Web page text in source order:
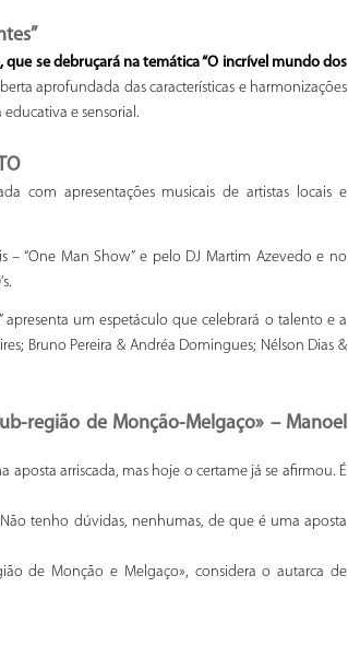
se debruçará na temática “O incrível mundo dos
aprofundada das características e harmonizações
e sensorial.
com apresentações musicais de artistas locais e
– “One Man Show” e pelo DJ Martim Azevedo e no
apresenta um espetáculo que celebrará o talento e a
Bruno Pereira & Andréa Domingues; Nélson Dias &
região de Monção-Melgaço» – Manoel
aposta arriscada, mas hoje o certame já se afirmou. É
tenho dúvidas, nenhumas, de que é uma aposta
de Monção e Melgaço», considera o autarca de